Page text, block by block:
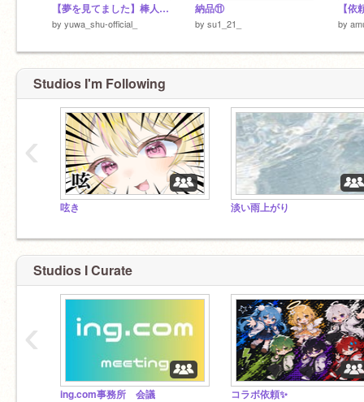
【夢を見てました】棒人間 / Cover 侑和 宗
by yuwa_shu-official_
納品⑪
by su1_21_
【
by
Studios I'm Following
呟き 淡い雨上がり
‹
Studios I Curate
ing.com事務所 会議 コラボ依頼✨
‹